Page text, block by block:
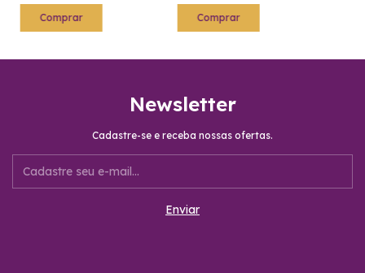
Newsletter
Cadastre-se e receba nossas ofertas.